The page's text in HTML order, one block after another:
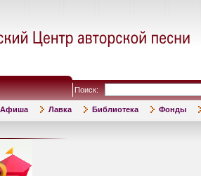
Поиск:
Афиша Лавка Библиотека Фонды